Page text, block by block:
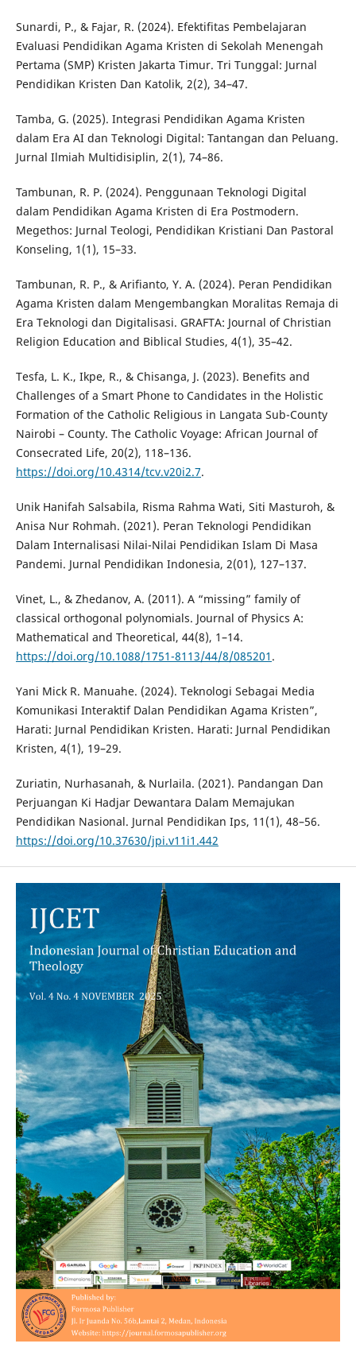
Sunardi, P., & Fajar, R. (2024). Efektifitas Pembelajaran
Evaluasi Pendidikan Agama Kristen di Sekolah Menengah
Pertama (SMP) Kristen Jakarta Timur. Tri Tunggal: Jurnal
Pendidikan Kristen Dan Katolik, 2(2), 34–47.
Tamba, G. (2025). Integrasi Pendidikan Agama Kristen
dalam Era AI dan Teknologi Digital: Tantangan dan Peluang.
Jurnal Ilmiah Multidisiplin, 2(1), 74–86.
Tambunan, R. P. (2024). Penggunaan Teknologi Digital
dalam Pendidikan Agama Kristen di Era Postmodern.
Megethos: Jurnal Teologi, Pendidikan Kristiani Dan Pastoral
Konseling, 1(1), 15–33.
Tambunan, R. P., & Arifianto, Y. A. (2024). Peran Pendidikan
Agama Kristen dalam Mengembangkan Moralitas Remaja di
Era Teknologi dan Digitalisasi. GRAFTA: Journal of Christian
Religion Education and Biblical Studies, 4(1), 35–42.
Tesfa, L. K., Ikpe, R., & Chisanga, J. (2023). Benefits and
Challenges of a Smart Phone to Candidates in the Holistic
Formation of the Catholic Religious in Langata Sub-County
Nairobi – County. The Catholic Voyage: African Journal of
Consecrated Life, 20(2), 118–136.
https://doi.org/10.4314/tcv.v20i2.7.
Unik Hanifah Salsabila, Risma Rahma Wati, Siti Masturoh, &
Anisa Nur Rohmah. (2021). Peran Teknologi Pendidikan
Dalam Internalisasi Nilai-Nilai Pendidikan Islam Di Masa
Pandemi. Jurnal Pendidikan Indonesia, 2(01), 127–137.
Vinet, L., & Zhedanov, A. (2011). A “missing” family of
classical orthogonal polynomials. Journal of Physics A:
Mathematical and Theoretical, 44(8), 1–14.
https://doi.org/10.1088/1751-8113/44/8/085201 .
Yani Mick R. Manuahe. (2024). Teknologi Sebagai Media
Komunikasi Interaktif Dalan Pendidikan Agama Kristen”,
Harati: Jurnal Pendidikan Kristen. Harati: Jurnal Pendidikan
Kristen, 4(1), 19–29.
Zuriatin, Nurhasanah, & Nurlaila. (2021). Pandangan Dan
Perjuangan Ki Hadjar Dewantara Dalam Memajukan
Pendidikan Nasional. Jurnal Pendidikan Ips, 11(1), 48–56.
https://doi.org/10.37630/jpi.v11i1.442